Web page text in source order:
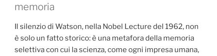
memoria
Il silenzio di Watson, nella Nobel Lecture del 1962, non
è solo un fatto storico: è una metafora della memoria
selettiva con cui la scienza, come ogni impresa umana,